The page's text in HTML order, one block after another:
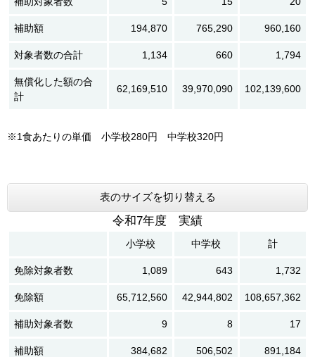
補助額 194,870 765,290 960,160
対象者数の合計 1,134 660 1,794
無償化した額の合
計
62,169,510 39,970,090 102,139,600
※​1食あたりの単価 小学校280円 中学校320円
表のサイズを切り替える
令和7年度 実績
小学校 中学校 計
免除対象者数 1,089 643 1,732
免除額 65,712,560 42,944,802 108,657,362
補助対象者数 9 8 17
補助額 384,682 506,502 891,184